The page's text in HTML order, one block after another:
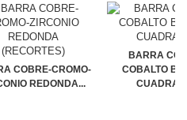
COBRE-CROMO-
REDONDA...
BARRA
COBALTO